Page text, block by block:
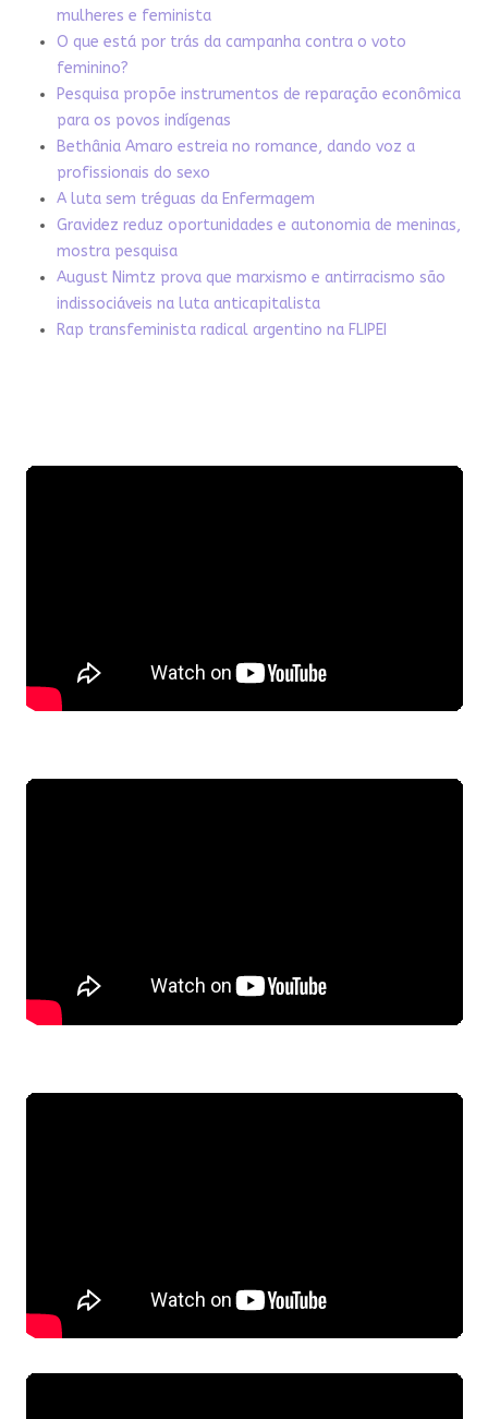
mulheres e feminista
O que está por trás da campanha contra o voto
feminino?
Pesquisa propõe instrumentos de reparação econômica
para os povos indígenas
Bethânia Amaro estreia no romance, dando voz a
profissionais do sexo
A luta sem tréguas da Enfermagem
Gravidez reduz oportunidades e autonomia de meninas,
mostra pesquisa
August Nimtz prova que marxismo e antirracismo são
indissociáveis na luta anticapitalista
Rap transfeminista radical argentino na FLIPEI